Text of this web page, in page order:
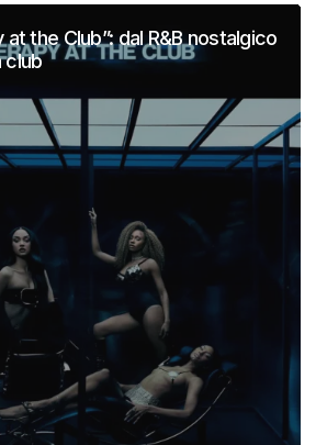
at the Club”: dal R&B nostalgico
club